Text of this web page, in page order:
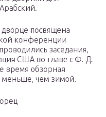
дворце посвящена
конференции
заседания,
США во главе с Ф. Д.
время обзорная
меньше, чем зимой.